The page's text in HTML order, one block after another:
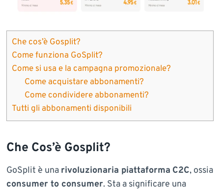
Che cos’è Gosplit?
Come funziona GoSplit?
Come si usa e la campagna promozionale?
Come acquistare abbonamenti?
Come condividere abbonamenti?
Tutti gli abbonamenti disponibili
Che Cos’è Gosplit?
GoSplit è una rivoluzionaria piattaforma C2C, ossia
consumer to consumer. Sta a significare una